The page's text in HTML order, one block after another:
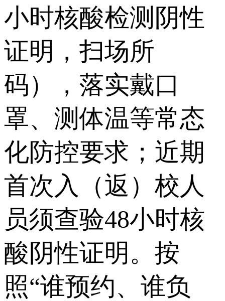
小时核酸检测阴性
证明，扫场所
码），落实戴口
罩、测体温等常态
化防控要求；近期
首次入（返）校人
员须查验48小时核
酸阴性证明。按
照“谁预约、谁负